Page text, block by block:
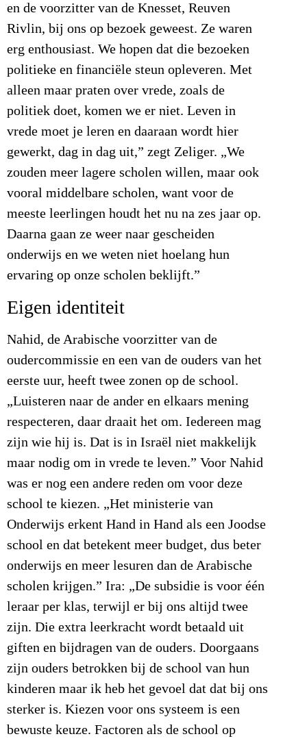
en de voorzitter van de Knesset, Reuven
Rivlin, bij ons op bezoek geweest. Ze waren
erg enthousiast. We hopen dat die bezoeken
politieke en financiële steun opleveren. Met
alleen maar praten over vrede, zoals de
politiek doet, komen we er niet. Leven in
vrede moet je leren en daaraan wordt hier
gewerkt, dag in dag uit,” zegt Zeliger. „We
zouden meer lagere scholen willen, maar ook
vooral middelbare scholen, want voor de
meeste leerlingen houdt het nu na zes jaar op.
Daarna gaan ze weer naar gescheiden
onderwijs en we weten niet hoelang hun
ervaring op onze scholen beklijft.”
Eigen identiteit
Nahid, de Arabische voorzitter van de
oudercommissie en een van de ouders van het
eerste uur, heeft twee zonen op de school.
„Luisteren naar de ander en elkaars mening
respecteren, daar draait het om. Iedereen mag
zijn wie hij is. Dat is in Israël niet makkelijk
maar nodig om in vrede te leven.” Voor Nahid
was er nog een andere reden om voor deze
school te kiezen. „Het ministerie van
Onderwijs erkent Hand in Hand als een Joodse
school en dat betekent meer budget, dus beter
onderwijs en meer lesuren dan de Arabische
scholen krijgen.” Ira: „De subsidie is voor één
leraar per klas, terwijl er bij ons altijd twee
zijn. Die extra leerkracht wordt betaald uit
giften en bijdragen van de ouders. Doorgaans
zijn ouders betrokken bij de school van hun
kinderen maar ik heb het gevoel dat dat bij ons
sterker is. Kiezen voor ons systeem is een
bewuste keuze. Factoren als de school op